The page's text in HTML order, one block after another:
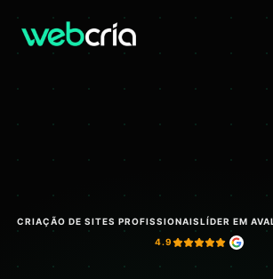
CRIAÇÃO DE SITES PROFISSIONAISLÍDER EM
4.9